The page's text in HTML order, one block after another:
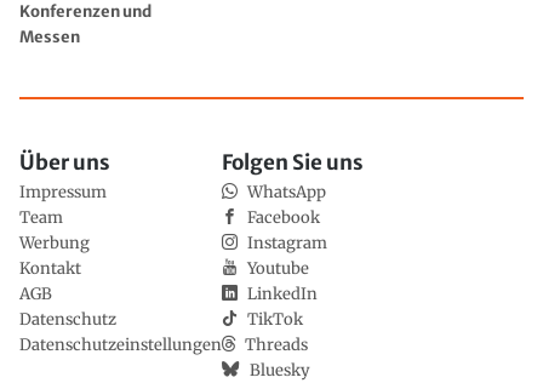
Konferenzen und
Messen
Über uns
Impressum
Team
Werbung
Kontakt
AGB
Datenschutz
Datenschutzeinstellungen
Folgen Sie uns
WhatsApp
Facebook
Instagram
Youtube
LinkedIn
TikTok
Threads
Bluesky